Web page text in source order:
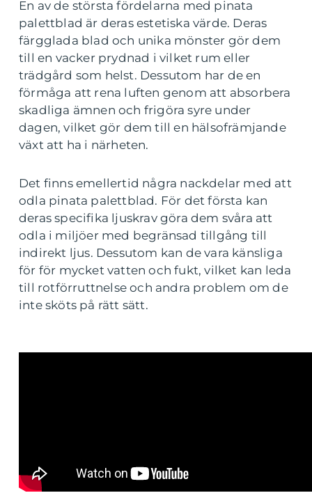
En av de största fördelarna med pinata
palettblad är deras estetiska värde. Deras
färgglada blad och unika mönster gör dem
till en vacker prydnad i vilket rum eller
trädgård som helst. Dessutom har de en
förmåga att rena luften genom att absorbera
skadliga ämnen och frigöra syre under
dagen, vilket gör dem till en hälsofrämjande
växt att ha i närheten.
Det finns emellertid några nackdelar med att
odla pinata palettblad. För det första kan
deras specifika ljuskrav göra dem svåra att
odla i miljöer med begränsad tillgång till
indirekt ljus. Dessutom kan de vara känsliga
för för mycket vatten och fukt, vilket kan leda
till rotförruttnelse och andra problem om de
inte sköts på rätt sätt.